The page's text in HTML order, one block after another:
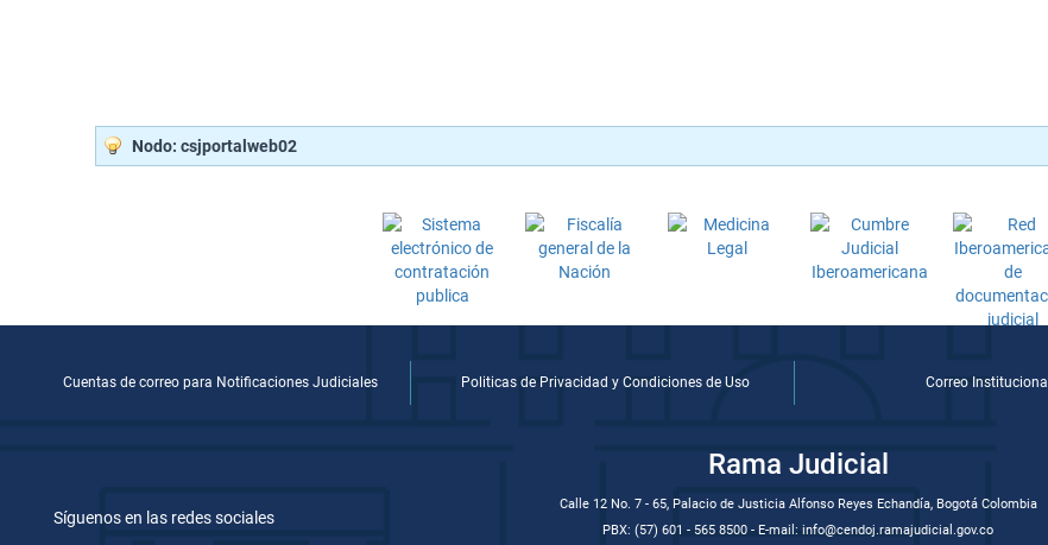
Nodo: csjportalweb02
Cuentas de correo para Notificaciones Judiciales Politicas de Privacidad y Condiciones de Uso Correo Institucional
Síguenos en las redes sociales
Rama Judicial
Calle 12 No. 7 - 65, Palacio de Justicia Alfonso Reyes Echandía, Bogotá Colombia
PBX: (57) 601 - 565 8500 - E-mail: info@cendoj.ramajudicial.gov.co